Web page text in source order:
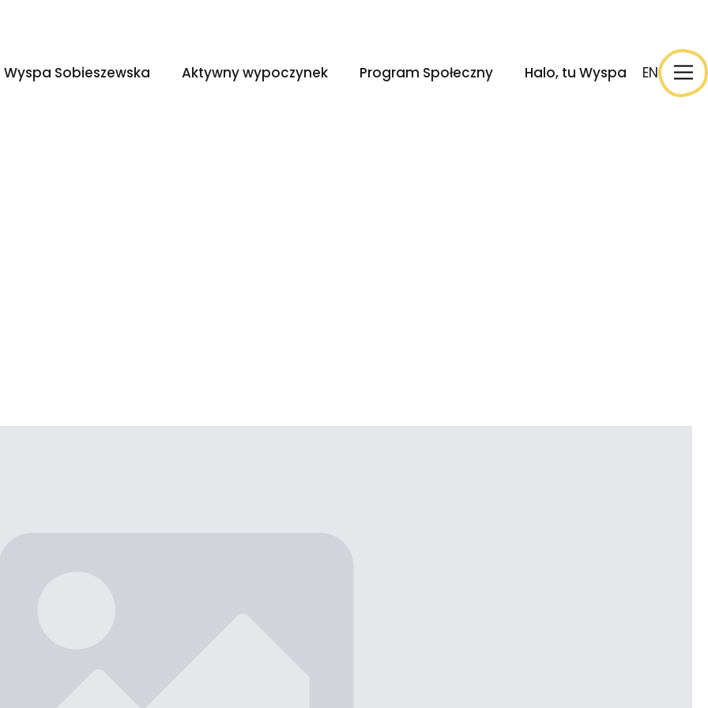
Wyspa Sobieszewska Aktywny wypoczynek Program Społeczny Halo, tu Wyspa EN